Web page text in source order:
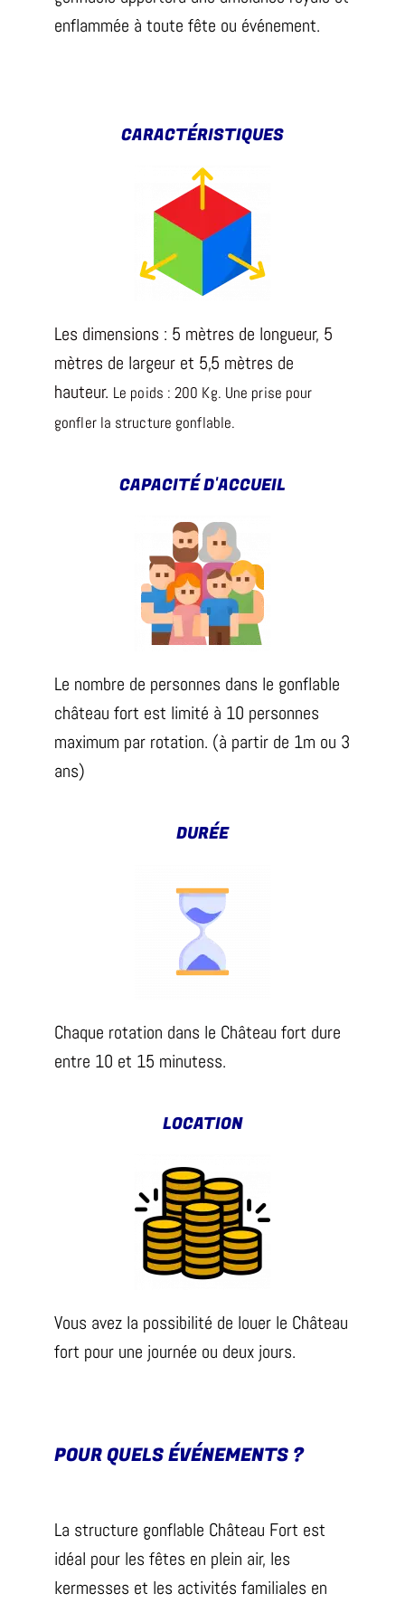
enflammée à toute fête ou événement.
CARACTÉRISTIQUES
Les dimensions : 5 mètres de longueur, 5
mètres de largeur et 5,5 mètres de
hauteur. Le poids : 200 Kg. Une prise pour
gonfler la structure gonflable.
CAPACITÉ D'ACCUEIL
Le nombre de personnes dans le gonflable
château fort est limité à 10 personnes
maximum par rotation. (à partir de 1m ou 3
ans)
DURÉE
Chaque rotation dans le Château fort dure
entre 10 et 15 minutess.
LOCATION
Vous avez la possibilité de louer le Château
fort pour une journée ou deux jours.
POUR QUELS ÉVÉNEMENTS ?
La structure gonflable Château Fort est
idéal pour les fêtes en plein air, les
kermesses et les activités familiales en